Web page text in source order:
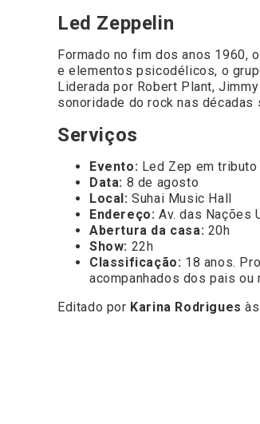
Led Zeppelin
Formado no fim dos anos 1960, o
e elementos psicodélicos, o
Liderada por Robert Plant,
sonoridade do rock nas
Serviços
Evento: Led Zep em
Data: 8 de agosto
Local: Suhai Music Hall
Endereço: Av. das Nações
Abertura da casa: 20h
Show: 22h
Classificação: 18 anos.
acompanhados dos pais
Editado por Karina Rodrigues